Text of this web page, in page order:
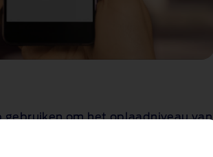
gebruiken om het oplaadniveau van
te plannen en te controleren en